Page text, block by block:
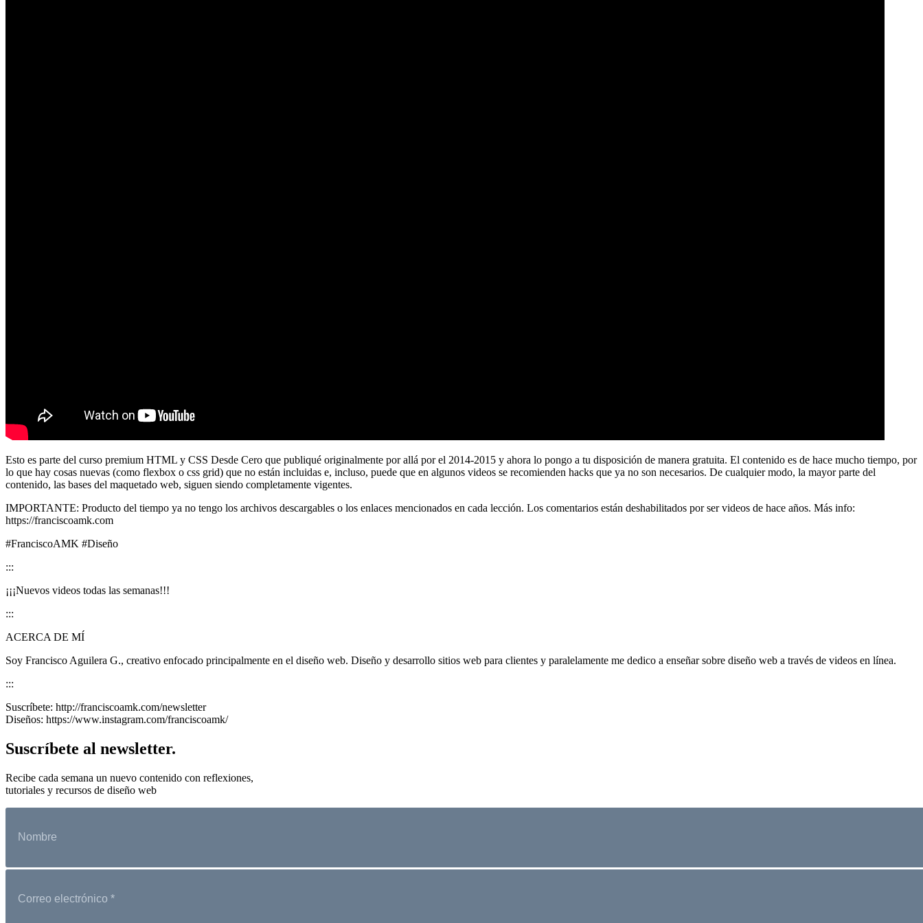
Esto es parte del curso premium HTML y CSS Desde Cero que publiqué originalmente por allá por el 2014-2015 y ahora lo pongo a tu disposición de manera gratuita. El contenido es de hace mucho tiempo, por
lo que hay cosas nuevas (como flexbox o css grid) que no están incluidas e, incluso, puede que en algunos videos se recomienden hacks que ya no son necesarios. De cualquier modo, la mayor parte del
contenido, las bases del maquetado web, siguen siendo completamente vigentes.
IMPORTANTE: Producto del tiempo ya no tengo los archivos descargables o los enlaces mencionados en cada lección. Los comentarios están deshabilitados por ser videos de hace años. Más info:
https://franciscoamk.com
#FranciscoAMK #Diseño
:::
¡¡¡Nuevos videos todas las semanas!!!
:::
ACERCA DE MÍ
Soy Francisco Aguilera G., creativo enfocado principalmente en el diseño web. Diseño y desarrollo sitios web para clientes y paralelamente me dedico a enseñar sobre diseño web a través de videos en línea.
:::
Suscríbete: http://franciscoamk.com/newsletter
Diseños: https://www.instagram.com/franciscoamk/
Suscríbete al newsletter.
Recibe cada semana un nuevo contenido con reflexiones,
tutoriales y recursos de diseño web